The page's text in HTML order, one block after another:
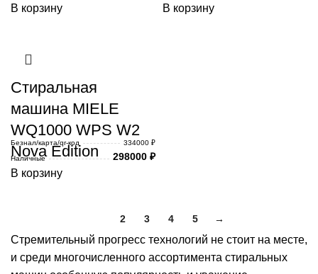
В корзину В корзину
Стиральная
машина MIELE
WQ1000 WPS W2
Nova Edition
Безнал/карта/qr-код
334000 ₽
Наличные
298000 ₽
В корзину
2 3 4 5 →
Стремительный прогресс технологий не стоит на месте,
и среди многочисленного ассортимента стиральных